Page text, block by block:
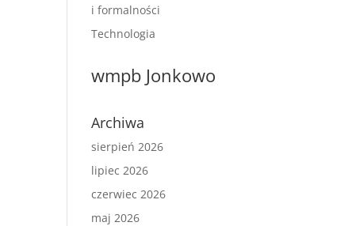
i formalności
Technologia
wmpb Jonkowo
Archiwa
sierpień 2026
lipiec 2026
czerwiec 2026
maj 2026